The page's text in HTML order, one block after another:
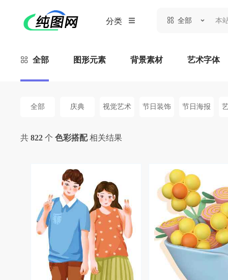
分类 全部
全部 图形元素 背景素材 艺术字体
全部 庆典 视觉艺术 节日装饰 节日海报
共 822 个 色彩搭配相关结果